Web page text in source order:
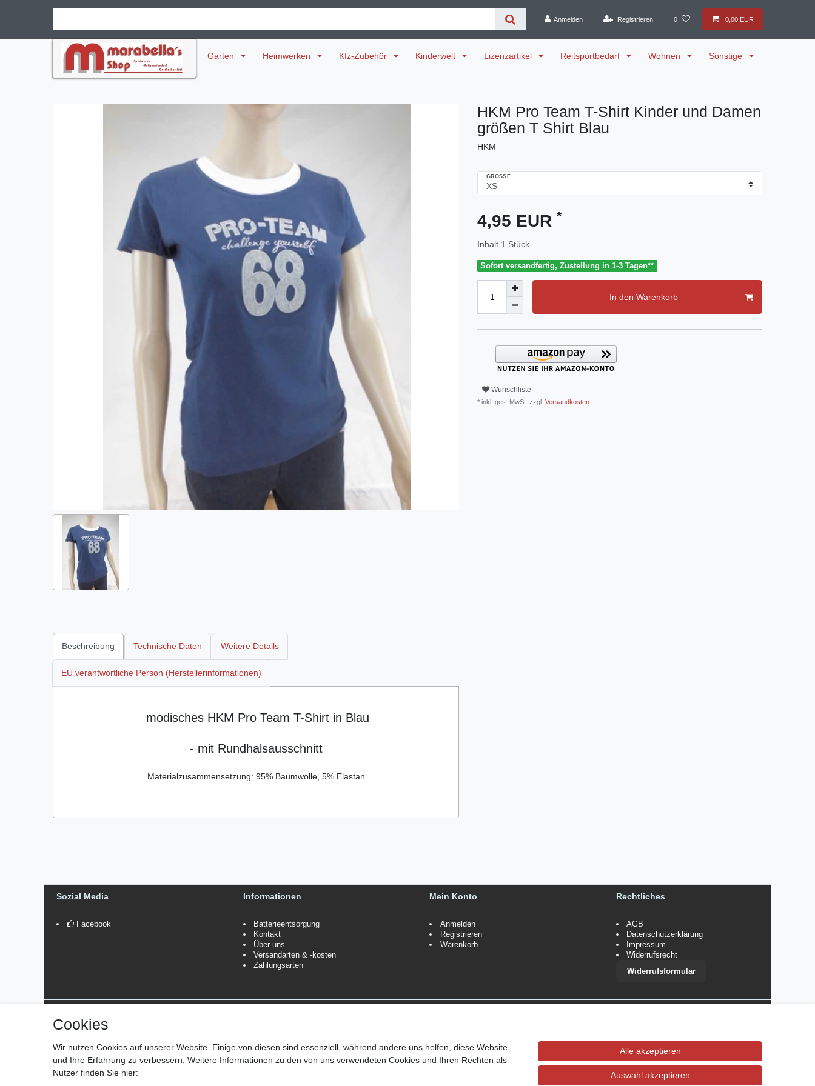
Anmelden Registrieren 0 0,00 EUR
Garten Heimwerken Kfz-Zubehör Kinderwelt Lizenzartikel Reitsportbedarf Wohnen Sonstige
HKM Pro Team T-Shirt Kinder und Damen
größen T Shirt Blau
HKM
GRÖSSE
4,95 EUR *
Inhalt 1 Stück
Sofort versandfertig, Zustellung in 1-3 Tagen**
In den Warenkorb
Wunschliste
* inkl. ges. MwSt. zzgl. Versandkosten
Beschreibung Technische Daten Weitere Details
EU verantwortliche Person (Herstellerinformationen)
modisches HKM Pro Team T-Shirt in Blau
- mit Rundhalsausschnitt
Materialzusammensetzung: 95% Baumwolle, 5% Elastan
Sozial Media
Facebook
Informationen
Batterieentsorgung
Kontakt
Über uns
Versandarten & -kosten
Zahlungsarten
Mein Konto
Anmelden
Registrieren
Warenkorb
Rechtliches
AGB
Datenschutzerklärung
Impressum
Widerrufsrecht
Widerrufsformular
*Lieferzeit: 1-3 Werktage / 4-5 Werktage - je nach Artikelgruppe.
Cookies
Wir nutzen Cookies auf unserer Website. Einige von diesen sind essenziell, während andere uns helfen, diese Website
und Ihre Erfahrung zu verbessern. Weitere Informationen zu den von uns verwendeten Cookies und Ihren Rechten als
Nutzer finden Sie hier:
Alle akzeptieren
Auswahl akzeptieren